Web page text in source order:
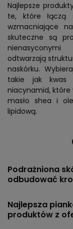
Najlepsze
te, które łączą
wzmacniające
skuteczne są
odtwarzają
naskórku.
takie jak kwas
niacynamid, które
masło shea i
lipidową.
Podrażniona
odbudować
Najlepsza
produktów z